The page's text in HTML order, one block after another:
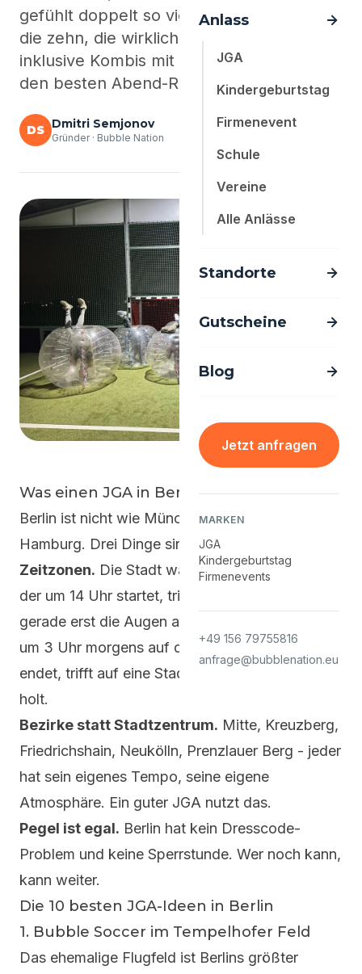
Firmenevent
Jetzt anfragen
JGA
Kindergeburtstag
Firmenevents
anfrage@bubblenation.eu
gefühlt doppelt so viele JGA-Ideen. Hier
die zehn, die wirklich funktionieren -
inklusive Kombis mit Action-Events und
den besten Abend-Routen.
DS Dmitri Semjonov
Gründer · Bubble Nation
Was einen JGA in Berlin anders macht
Berlin ist nicht wie München, Köln oder
Hamburg. Drei Dinge sind hier speziell:
Zeitzonen. Die Stadt wacht spät auf. Ein JGA,
der um 14 Uhr startet, trifft auf ein Berlin, das
gerade erst die Augen aufschlägt - ein JGA, der
um 3 Uhr morgens auf der Warschauer Brücke
endet, trifft auf eine Stadt, die gerade Schwung
holt.
Bezirke statt Stadtzentrum. Mitte, Kreuzberg,
Friedrichshain, Neukölln, Prenzlauer Berg - jeder
hat sein eigenes Tempo, seine eigene
Atmosphäre. Ein guter JGA nutzt das.
Pegel ist egal. Berlin hat kein Dresscode-
Problem und keine Sperrstunde. Wer noch kann,
kann weiter.
Die 10 besten JGA-Ideen in Berlin
1. Bubble Soccer im Tempelhofer Feld
Das ehemalige Flugfeld ist Berlins größter